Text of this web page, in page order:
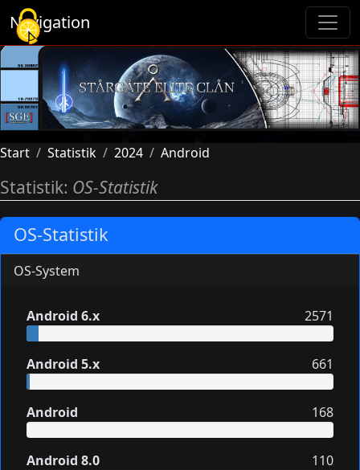
Navigation
Start Statistik 2024 Android
Statistik: OS-Statistik
OS-Statistik
OS-System
Android 6.x 2571
Android 5.x 661
Android 168
Android 8.0 110
Cookie-Einstellungen